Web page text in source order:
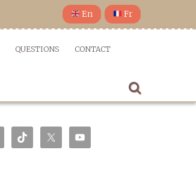
En Fr
QUESTIONS CONTACT